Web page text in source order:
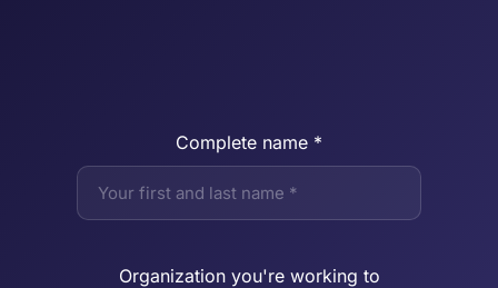
Complete name *
Organization you're working to